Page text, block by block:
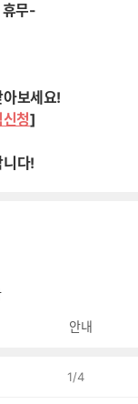
무-
보세요!
청]
니다!
안내
1/4